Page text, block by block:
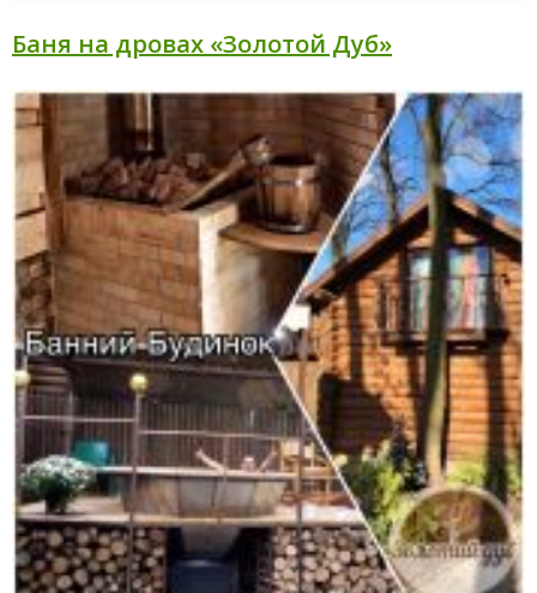
Баня на дровах «Золотой Дуб»